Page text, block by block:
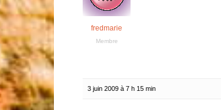
fredmarie
Membre
3 juin 2009 à 7 h 15 min